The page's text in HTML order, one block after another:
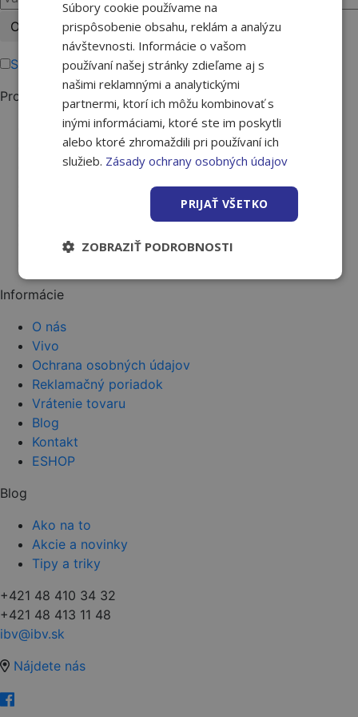
Please
this
empty.
Súhlasím s podmienkami ochrany osobných údajov.
Produkty
Stavba
Strecha a fasáda
Kúpeľne
Náradie
Informácie
O nás
Vivo
Ochrana osobných údajov
Reklamačný poriadok
Vrátenie tovaru
Blog
Kontakt
ESHOP
Blog
Ako na to
Akcie a novinky
Tipy a triky
+421 48 410 34 32
+421 48 413 11 48
ibv@ibv.sk
Nájdete nás
Súbory cookie používame na
prispôsobenie obsahu, reklám a analýzu
návštevnosti. Informácie o vašom
používaní našej stránky zdieľame aj s
našimi reklamnými a analytickými
partnermi, ktorí ich môžu kombinovať s
inými informáciami, ktoré ste im poskytli
alebo ktoré zhromaždili pri používaní ich
služieb. Zásady ochrany osobných údajov
PRIJAŤ VŠETKO
ZOBRAZIŤ PODROBNOSTI